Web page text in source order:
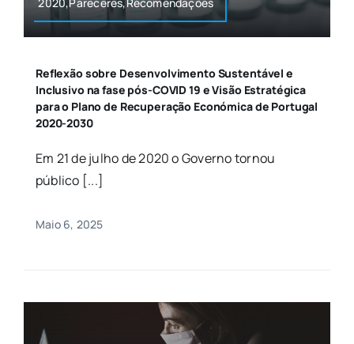
Reflexão sobre Desenvolvimento Sustentável e
Inclusivo na fase pós-COVID 19 e Visão Estratégica
para o Plano de Recuperação Económica de Portugal
2020-2030
Em 21 de julho de 2020 o Governo tornou
público [...]
Maio 6, 2025